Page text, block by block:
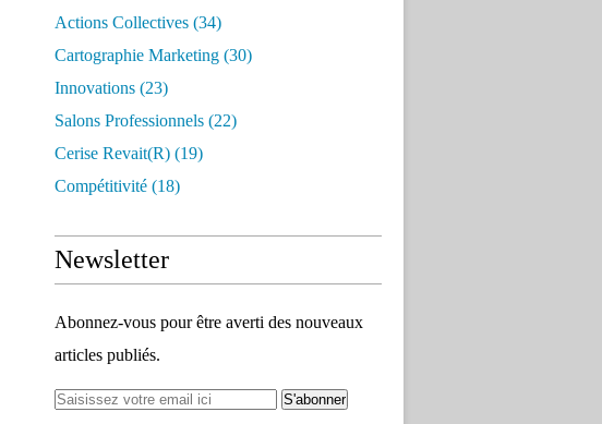
Actions Collectives (34)
Cartographie Marketing (30)
Innovations (23)
Salons Professionnels (22)
Cerise Revait(r) (19)
Compétitivité (18)
Newsletter
Abonnez-vous pour être averti des nouveaux
articles publiés.